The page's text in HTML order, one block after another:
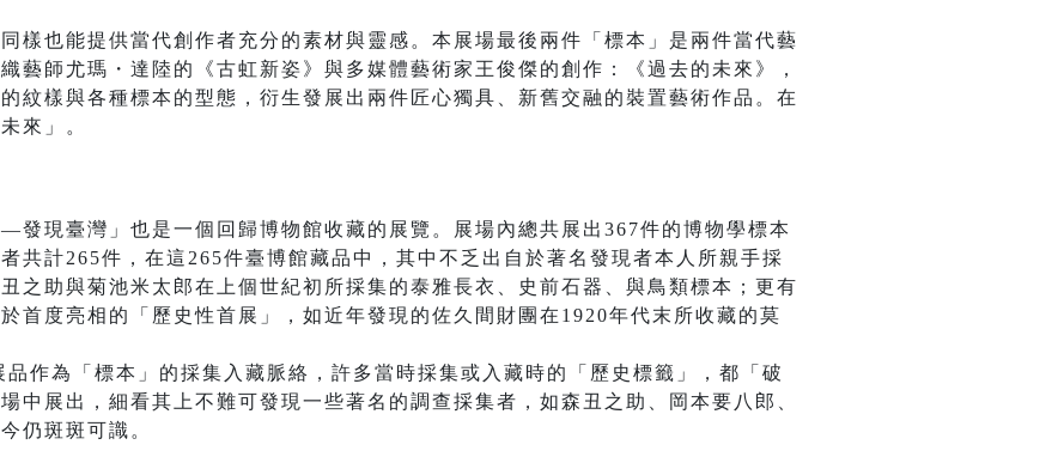
樣也能提供當代創作者充分的素材與靈感。本展場最後兩件「標本」是兩件當代藝
藝師尤瑪・達陸的《古虹新姿》與多媒體藝術家王俊傑的創作：《過去的未來》，
紋樣與各種標本的型態，衍生發展出兩件匠心獨具、新舊交融的裝置藝術作品。在
來」。
—發現臺灣」也是一個回歸博物館收藏的展覽。展場內總共展出367件的博物學標本
共計265件，在這265件臺博館藏品中，其中不乏出自於著名發現者本人所親手採
之助與菊池米太郎在上個世紀初所採集的泰雅長衣、史前石器、與鳥類標本；更有
首度亮相的「歷史性首展」，如近年發現的佐久間財團在1920年代末所收藏的莫
作為「標本」的採集入藏脈絡，許多當時採集或入藏時的「歷史標籤」，都「破
中展出，細看其上不難可發現一些著名的調查採集者，如森丑之助、岡本要八郎、
仍斑斑可識。